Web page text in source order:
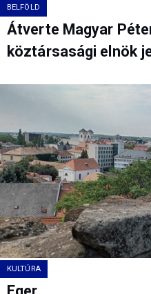
BELFÖLD
Átverte Magyar
köztársasági elnök
KULTÚRA